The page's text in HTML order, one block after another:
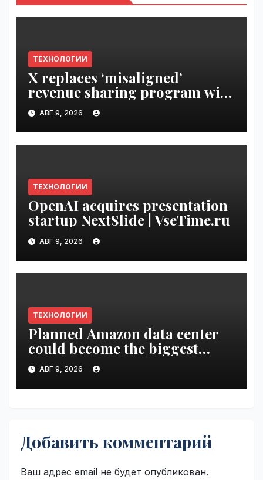
ТЕХНОЛОГИИ
X replaces ‘misaligned’
revenue sharing program with
Original Content Rewards |
VseTime.ru
АВГ 9, 2026
ТЕХНОЛОГИИ
OpenAI acquires presentation
startup NextSlide | VseTime.ru
АВГ 9, 2026
ТЕХНОЛОГИИ
Planned Amazon data center
could become the biggest
climate polluter in the U.S. |
VseTime.ru
АВГ 9, 2026
Добавить комментарий
Ваш адрес email не будет опубликован.